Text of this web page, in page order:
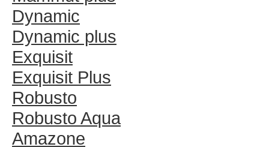
Dynamic
Dynamic plus
Exquisit
Exquisit Plus
Robusto
Robusto Aqua
Amazone